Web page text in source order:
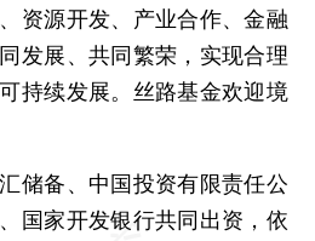
资源开发、产业合作、金融
发展、共同繁荣，实现合理
持续发展。丝路基金欢迎境
备、中国投资有限责任公
国家开发银行共同出资，依